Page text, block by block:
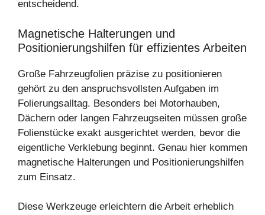
entscheidend.
Magnetische Halterungen und
Positionierungshilfen für effizientes Arbeiten
Große Fahrzeugfolien präzise zu positionieren
gehört zu den anspruchsvollsten Aufgaben im
Folierungsalltag. Besonders bei Motorhauben,
Dächern oder langen Fahrzeugseiten müssen große
Folienstücke exakt ausgerichtet werden, bevor die
eigentliche Verklebung beginnt. Genau hier kommen
magnetische Halterungen und Positionierungshilfen
zum Einsatz.
Diese Werkzeuge erleichtern die Arbeit erheblich